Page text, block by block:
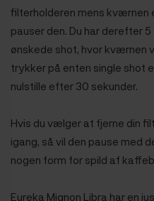
filterholderen mens kværnen
pauser den. Du har derefter
ønskede shot, hvor kværnen
trykker på enten single shot
nulstille efter 30 sekunder.
Hvis du vælger at fjerne din
igang, så vil den pause med
nogen form for spild af
Eureka Mignon Libra har en